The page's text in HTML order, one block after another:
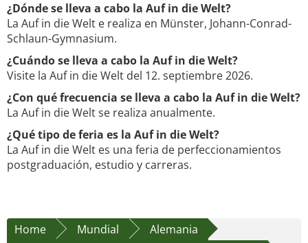
¿Dónde se lleva a cabo la Auf in die Welt?
La Auf in die Welt e realiza en Münster, Johann-Conrad-
Schlaun-Gymnasium.
¿Cuándo se lleva a cabo la Auf in die Welt?
Visite la Auf in die Welt del 12. septiembre 2026.
¿Con qué frecuencia se lleva a cabo la Auf in die Welt?
La Auf in die Welt se realiza anualmente.
¿Qué tipo de feria es la Auf in die Welt?
La Auf in die Welt es una feria de perfeccionamientos
postgraduación, estudio y carreras.
Home Mundial
Alemania